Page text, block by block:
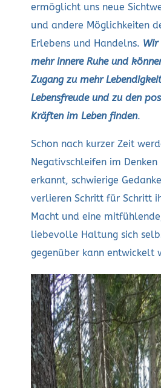
ermöglicht uns neue
und andere Möglichkeiten
Erlebens und Handelns. Wir
mehr innere Ruhe und
Zugang zu mehr
Lebensfreude und zu den
Kräften im Leben finden.
Schon nach kurzer Zeit
Negativschleifen im
erkannt, schwierige
verlieren Schritt für Schritt
Macht und eine
liebevolle Haltung sich
gegenüber kann entwickelt